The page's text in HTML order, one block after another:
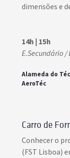
dimensões e
14h | 15h
E.Secundário /
Alameda do
AeroTéc
Carro de
Conhecer o
(FST Lisboa)